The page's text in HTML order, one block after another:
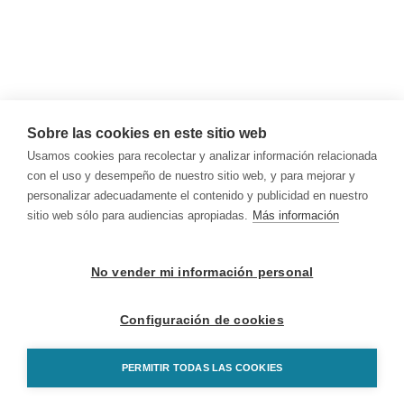
Sobre las cookies en este sitio web
Usamos cookies para recolectar y analizar información relacionada
con el uso y desempeño de nuestro sitio web, y para mejorar y
personalizar adecuadamente el contenido y publicidad en nuestro
sitio web sólo para audiencias apropiadas. Más información
No vender mi información personal
Configuración de cookies
PERMITIR TODAS LAS COOKIES